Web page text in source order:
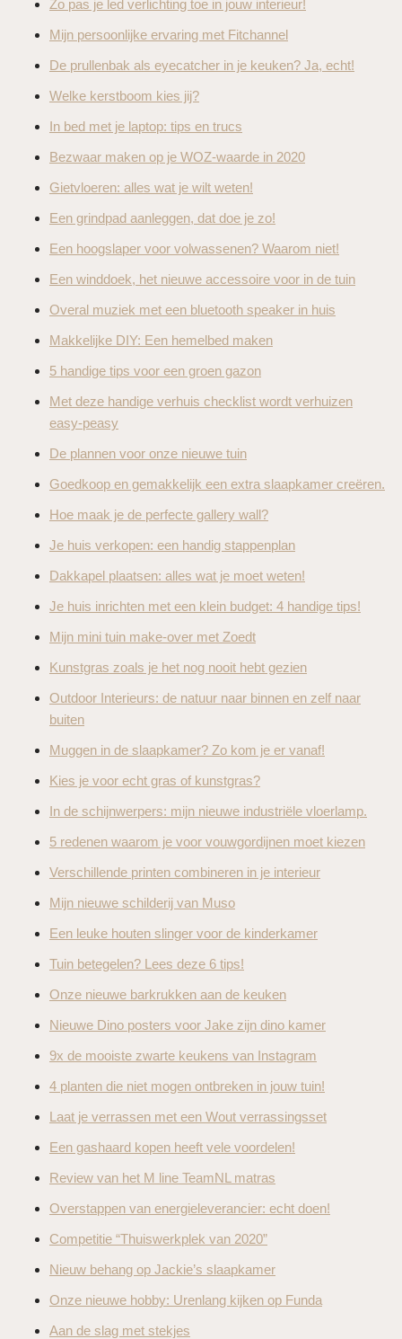
Zo pas je led verlichting toe in jouw interieur!
Mijn persoonlijke ervaring met Fitchannel
De‌ ‌prullenbak‌ ‌als‌ ‌eyecatcher‌ ‌in‌ ‌je‌ ‌keuken?‌ ‌Ja,‌ ‌echt!
Welke kerstboom kies jij?
In bed met je laptop: tips en trucs
Bezwaar maken op je WOZ-waarde in 2020
Gietvloeren: alles wat je wilt weten!
Een grindpad aanleggen, dat doe je zo!
Een hoogslaper voor volwassenen? Waarom niet!
Een winddoek, het nieuwe accessoire voor in de tuin
Overal muziek met een bluetooth speaker in huis
Makkelijke DIY: Een hemelbed maken
5 handige tips voor een groen gazon
Met deze handige verhuis checklist wordt verhuizen
easy-peasy
De plannen voor onze nieuwe tuin
Goedkoop en gemakkelijk een extra slaapkamer creëren.
Hoe maak je de perfecte gallery wall?
Je huis verkopen: een handig stappenplan
Dakkapel plaatsen: alles wat je moet weten!
Je huis inrichten met een klein budget: 4 handige tips!
Mijn mini tuin make-over met Zoedt
Kunstgras zoals je het nog nooit hebt gezien
Outdoor Interieurs: de natuur naar binnen en zelf naar
buiten
Muggen in de slaapkamer? Zo kom je er vanaf!
Kies je voor echt gras of kunstgras?
In de schijnwerpers: mijn nieuwe industriële vloerlamp.
5 redenen waarom je voor vouwgordijnen moet kiezen
Verschillende printen combineren in je interieur
Mijn nieuwe schilderij van Muso
Een leuke houten slinger voor de kinderkamer
Tuin betegelen? Lees deze 6 tips!
Onze nieuwe barkrukken aan de keuken
Nieuwe Dino posters voor Jake zijn dino kamer
9x de mooiste zwarte keukens van Instagram
4 planten die niet mogen ontbreken in jouw tuin!
Laat je verrassen met een Wout verrassingsset
Een gashaard kopen heeft vele voordelen!
Review van het M line TeamNL matras
Overstappen van energieleverancier: echt doen!
Competitie “Thuiswerkplek van 2020”
Nieuw behang op Jackie’s slaapkamer
Onze nieuwe hobby: Urenlang kijken op Funda
Aan de slag met stekjes